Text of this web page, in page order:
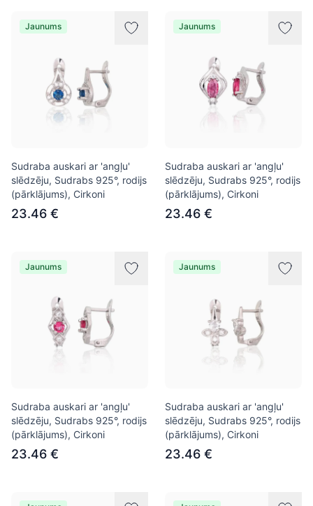
Jaunums
Sudraba auskari ar 'angļu'
slēdzēju, Sudrabs 925°, rodijs
(pārklājums), Cirkoni
23.46 €
Jaunums
Sudraba auskari ar 'angļu'
slēdzēju, Sudrabs 925°, rodijs
(pārklājums), Cirkoni
23.46 €
Jaunums
Sudraba auskari ar 'angļu'
slēdzēju, Sudrabs 925°, rodijs
(pārklājums), Cirkoni
23.46 €
Jaunums
Sudraba auskari ar 'angļu'
slēdzēju, Sudrabs 925°, rodijs
(pārklājums), Cirkoni
23.46 €